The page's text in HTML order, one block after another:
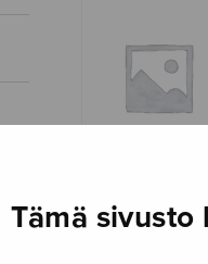
Tämä sivusto
Romanssi Es-